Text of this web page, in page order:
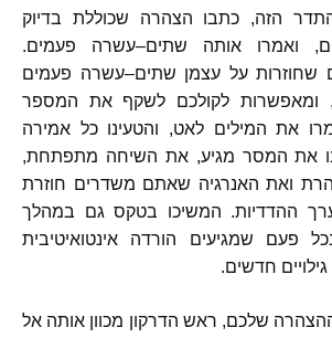
הזה, כתבו הצהרה שכוללת בדיוק
, ואמרו אותה שתים–עשרה פעמים.
שחוזרות על עצמן שתים–עשרה פעמים
, ומאפשרות לקולכם לשקף את המספר
את המילים לאט, והטעינו כל אמירה
את המסר מגיע,את השיחה מתפתחת,
ואת האנרגיה שאתם משדרים חוזרת
ההדדיות. המשיכו בטקס גם במהלך
פעם שמגיעים הורדה אינטואיטיבית
גילויים חדשים.
שלכם, ראש הדרקון מכוון אותה אל